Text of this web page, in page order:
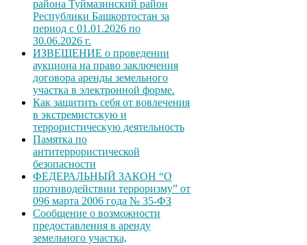
района Туймазинский район
Республики Башкортостан за
период с 01.01.2026 по
30.06.2026 г.
ИЗВЕЩЕНИЕ о проведении
аукциона на право заключения
договора аренды земельного
участка в электронной форме.
Как защитить себя от вовлечения
в экстремистскую и
террористическую деятельность
Памятка по
антитеррористической
безопасности
ФЕДЕРАЛЬНЫЙ ЗАКОН “О
противодействии терроризму” от
096 марта 2006 года № 35-ФЗ
Сообщение о возможности
предоставления в аренду
земельного участка,